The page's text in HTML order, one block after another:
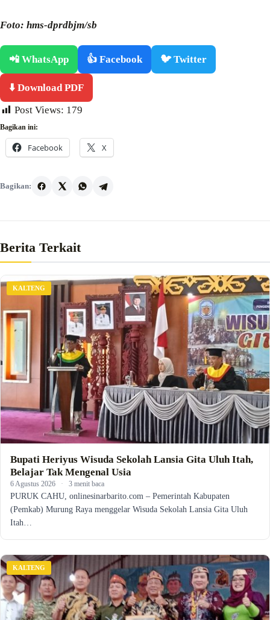
Foto: hms-dprdbjm/sb
📲 WhatsApp 👍 Facebook 🐦 Twitter
⬇️ Download PDF
Post Views: 179
Bagikan ini:
Facebook X
Bagikan:
Berita Terkait
KALTENG
Bupati Heriyus Wisuda Sekolah Lansia Gita Uluh Itah,
Belajar Tak Mengenal Usia
6 Agustus 2026 · 3 menit baca
PURUK CAHU, onlinesinarbarito.com – Pemerintah Kabupaten
(Pemkab) Murung Raya menggelar Wisuda Sekolah Lansia Gita Uluh
Itah…
KALTENG